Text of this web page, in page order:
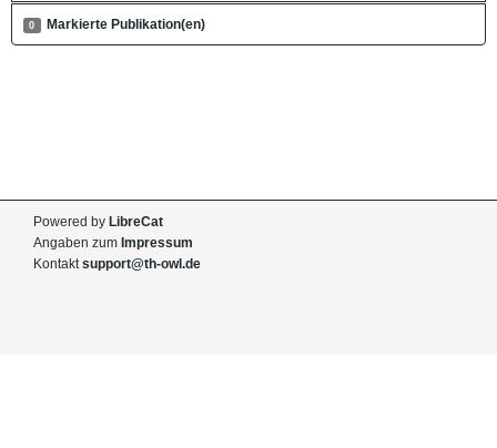
0 Markierte Publikation(en)
Powered by LibreCat
Angaben zum Impressum
Kontaktsupport@th-owl.de